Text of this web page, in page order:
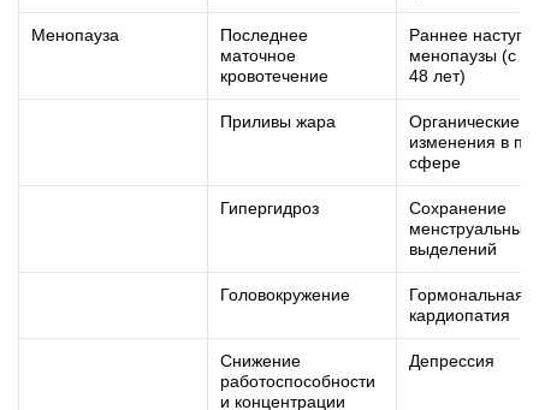
Менопауза
Последнее
маточное
кровотечение
Раннее
менопаузы (с
48 лет)
Приливы жара
Органические
изменения в
сфере
Гипергидроз
Сохранение
менструальных
выделений
Головокружение
Гормональная
кардиопатия
Снижение
работоспособности
и концентрации
Депрессия